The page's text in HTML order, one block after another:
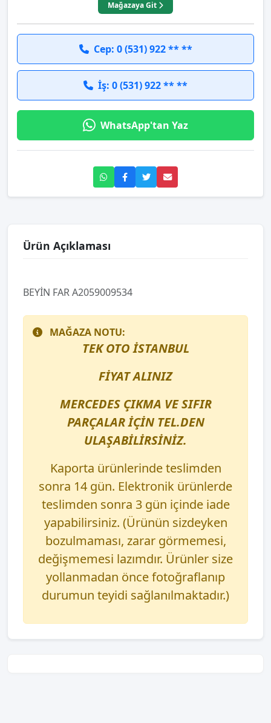
Mağazaya Git
Cep: 0 (531) 922 ** **
İş: 0 (531) 922 ** **
WhatsApp'tan Yaz
Ürün Açıklaması
BEYİN FAR A2059009534
MAĞAZA NOTU:
TEK OTO İSTANBUL
FİYAT ALINIZ
MERCEDES ÇIKMA VE SIFIR
PARÇALAR İÇİN TEL.DEN
ULAŞABİLİRSİNİZ.
Kaporta ürünlerinde teslimden
sonra 14 gün. Elektronik ürünlerde
teslimden sonra 3 gün içinde iade
yapabilirsiniz. (Ürünün sizdeyken
bozulmaması, zarar görmemesi,
değişmemesi lazımdır. Ürünler size
yollanmadan önce fotoğraflanıp
durumun teyidi sağlanılmaktadır.)